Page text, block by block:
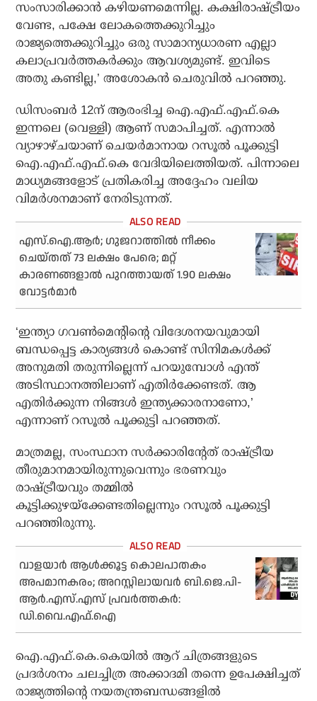
സംസാരിക്കാന്‍ കഴിയണമെന്നില്ല. കക്ഷിരാഷ്ട്രീയം
വേണ്ട, പക്ഷേ ലോകത്തെക്കുറിച്ചും
രാജ്യത്തെക്കുറിച്ചും ഒരു സാമാന്യധാരണ എല്ലാ
കലാപ്രവര്‍ത്തകര്‍ക്കും ആവശ്യമുണ്ട്. ഇവിടെ
അതു കണ്ടില്ല,’ അശോകന്‍ ചെരുവില്‍ പറഞ്ഞു.
ഡിസംബര്‍ 12ന് ആരംഭിച്ച ഐ.എഫ്.എഫ്.കെ
ഇന്നലെ (വെള്ളി) ആണ് സമാപിച്ചത്. എന്നാല്‍
വ്യാഴാഴ്ചയാണ് ചെയര്‍മാനായ റസൂല്‍ പൂക്കുട്ടി
ഐ.എഫ്.എഫ്.കെ വേദിയിലെത്തിയത്. പിന്നാലെ
മാധ്യമങ്ങളോട് പ്രതികരിച്ച അദ്ദേഹം വലിയ
വിമര്‍ശനമാണ് നേരിടുന്നത്.
എസ്.ഐ.ആര്‍; ഗുജറാത്തില്‍ നീക്കം
ചെയ്തത് 73 ലക്ഷം പേരെ; മറ്റ്
കാരണങ്ങളാല്‍ പുറത്തായത് 1.90 ലക്ഷം
വോട്ടര്‍മാര്‍
‘ഇന്ത്യാ ഗവണ്‍മെന്റിന്റെ വിദേശനയവുമായി
ബന്ധപ്പെട്ട കാര്യങ്ങള്‍ കൊണ്ട് സിനിമകള്‍ക്ക്
അനുമതി തരുന്നില്ലെന്ന് പറയുമ്പോള്‍ എന്ത്
അടിസ്ഥാനത്തിലാണ് എതിര്‍ക്കേണ്ടത്. ആ
എതിര്‍ക്കുന്ന നിങ്ങള്‍ ഇന്ത്യക്കാരനാണോ,’
എന്നാണ് റസൂല്‍ പൂക്കുട്ടി പറഞ്ഞത്.
മാത്രമല്ല, സംസ്ഥാന സര്‍ക്കാരിന്റേത് രാഷ്ട്രീയ
തീരുമാനമായിരുന്നുവെന്നും ഭരണവും
രാഷ്ട്രീയവും തമ്മില്‍
കൂട്ടിക്കുഴയ്ക്കേണ്ടതില്ലെന്നും റസൂല്‍ പൂക്കുട്ടി
പറഞ്ഞിരുന്നു.
വാളയാര്‍ ആള്‍ക്കൂട്ട കൊലപാതകം
അപമാനകരം; അറസ്റ്റിലായവര്‍ ബി.ജെ.പി-
ആര്‍.എസ്.എസ് പ്രവര്‍ത്തകര്‍:
ഡി.വൈ.എഫ്.ഐ
ഐ.എഫ്.കെ.കെയില്‍ ആറ് ചിത്രങ്ങളുടെ
പ്രദര്‍ശനം ചലച്ചിത്ര അക്കാദമി തന്നെ ഉപേക്ഷിച്ചത്
രാജ്യത്തിന്റെ നയതന്ത്രബന്ധങ്ങളില്‍